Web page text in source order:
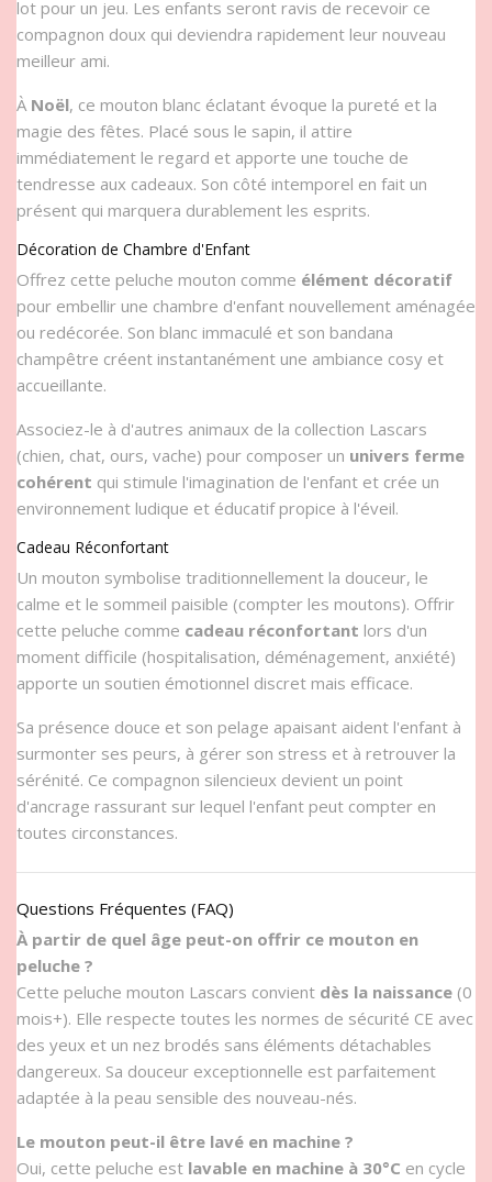
lot pour un jeu. Les enfants seront ravis de recevoir ce
compagnon doux qui deviendra rapidement leur nouveau
meilleur ami.
À Noël, ce mouton blanc éclatant évoque la pureté et la
magie des fêtes. Placé sous le sapin, il attire
immédiatement le regard et apporte une touche de
tendresse aux cadeaux. Son côté intemporel en fait un
présent qui marquera durablement les esprits.
Décoration de Chambre d'Enfant
Offrez cette peluche mouton comme élément décoratif
pour embellir une chambre d'enfant nouvellement aménagée
ou redécorée. Son blanc immaculé et son bandana
champêtre créent instantanément une ambiance cosy et
accueillante.
Associez-le à d'autres animaux de la collection Lascars
(chien, chat, ours, vache) pour composer un univers ferme
cohérent qui stimule l'imagination de l'enfant et crée un
environnement ludique et éducatif propice à l'éveil.
Cadeau Réconfortant
Un mouton symbolise traditionnellement la douceur, le
calme et le sommeil paisible (compter les moutons). Offrir
cette peluche comme cadeau réconfortant lors d'un
moment difficile (hospitalisation, déménagement, anxiété)
apporte un soutien émotionnel discret mais efficace.
Sa présence douce et son pelage apaisant aident l'enfant à
surmonter ses peurs, à gérer son stress et à retrouver la
sérénité. Ce compagnon silencieux devient un point
d'ancrage rassurant sur lequel l'enfant peut compter en
toutes circonstances.
Questions Fréquentes (FAQ)
À partir de quel âge peut-on offrir ce mouton en
peluche ?
Cette peluche mouton Lascars convient dès la naissance (0
mois+). Elle respecte toutes les normes de sécurité CE avec
des yeux et un nez brodés sans éléments détachables
dangereux. Sa douceur exceptionnelle est parfaitement
adaptée à la peau sensible des nouveau-nés.
Le mouton peut-il être lavé en machine ?
Oui, cette peluche est lavable en machine à 30°C en cycle